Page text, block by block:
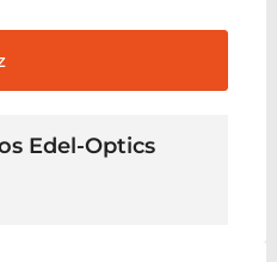
Edel-Optics